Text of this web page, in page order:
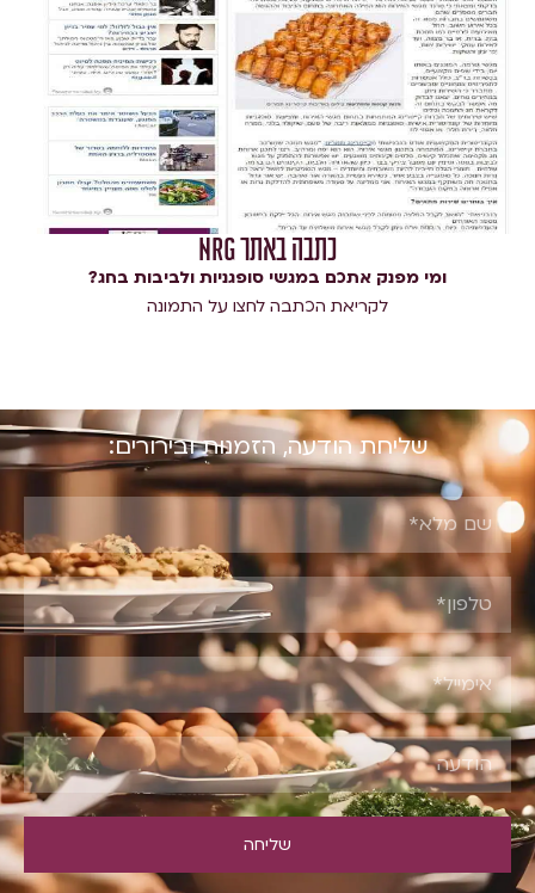
כתבה באתר NRG
ומי מפנק אתכם במגשי סופגניות ולביבות בחג?
לקריאת הכתבה לחצו על התמונה​
שליחת הודעה, הזמנות ובירורים:
שליחה